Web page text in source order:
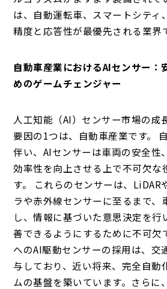
は、自動運転車、スマートシティ
精度と応答性が最優先される業界
自動車産業におけるAIセンサー：
めのゲームチェンジャー
人工知能（AI）センサー市場の成
要因の1つは、自動車産業です。
伴い、AIセンサーは車両の安全性
効率性を向上させる上で不可欠な
す。 これらのセンサーは、LiDAR
ラや赤外線センサーに至るまで、
し、情報に基づいた意思決定を行
善できるようにするために不可欠
へのAI駆動センサーの採用は、交
与しており、近い将来、完全自動
ムの基盤を築いています。さらに